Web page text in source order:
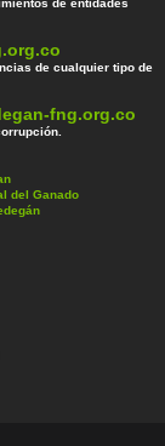
de entidades
de cualquier tipo de
fng.org.co
del Ganado